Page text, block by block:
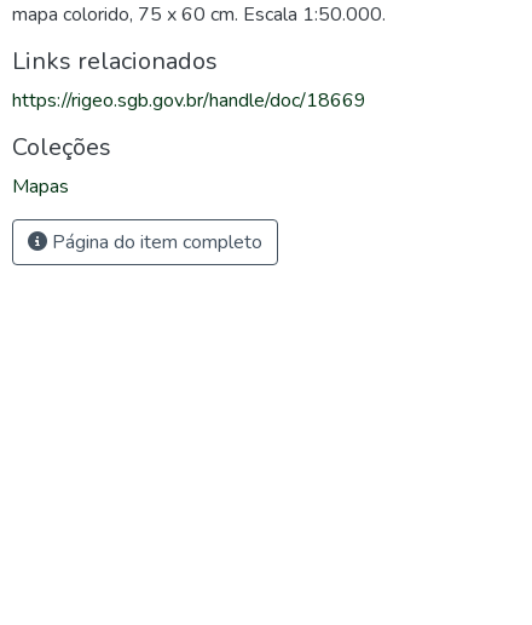
mapa colorido, 75 x 60 cm. Escala 1:50.000.
Links relacionados
https://rigeo.sgb.gov.br/handle/doc/18669
Coleções
Mapas
Página do item completo